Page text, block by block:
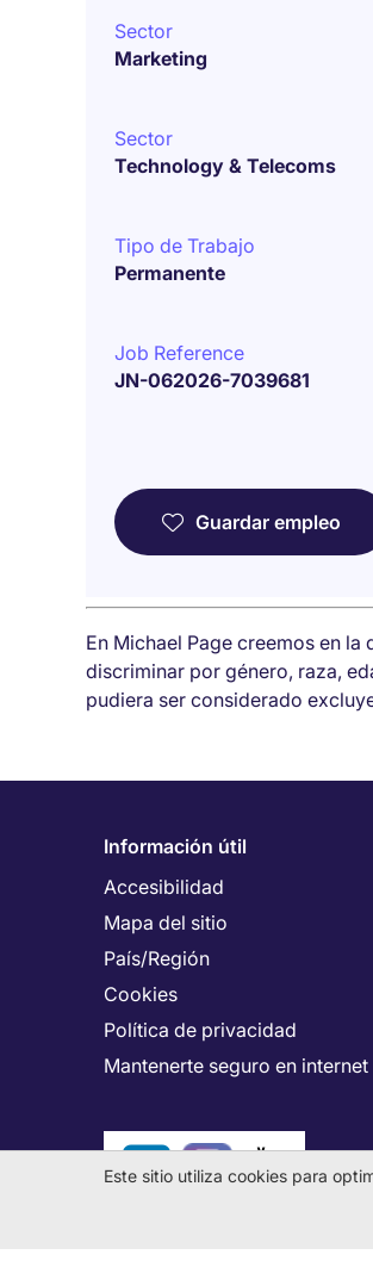
Sector
Marketing
Sector
Technology & Telecoms
Tipo de Trabajo
Permanente
Job Reference
JN-062026-7039681
Guardar empleo
En Michael Page creemos en
discriminar por género, raza,
pudiera ser considerado
Información útil
Accesibilidad
Mapa del sitio
País/Región
Cookies
Política de privacidad
Mantenerte seguro en internet
Este sitio utiliza cookies para